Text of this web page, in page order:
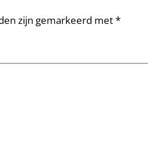
zijn gemarkeerd met*